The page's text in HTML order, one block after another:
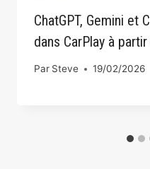
ChatGPT, Gemini et
dans CarPlay à
Par Steve 19/02/2026